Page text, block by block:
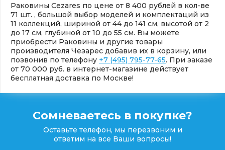
Раковины Cezares по цене от 8 400 рублей в кол-ве
71 шт. , большой выбор моделей и комплектаций из
11 коллекций, шириной от 44 до 141 см, высотой от 2
до 17 см, глубиной от 10 до 55 см. Вы можете
приобрести Раковины и другие товары
производителя Чезарес добавив их в корзину, или
позвонив по телефону +7 (495) 795-77-65. При заказе
от 70 000 руб. в интернет-магазине действует
бесплатная доставка по Москве!
Сомневаетесь в покупке?
Оставьте телефон, мы перезвоним и
ответим на все Ваши вопросы!